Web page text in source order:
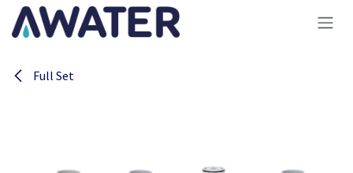
Overslaan naar inhoud
Full Set